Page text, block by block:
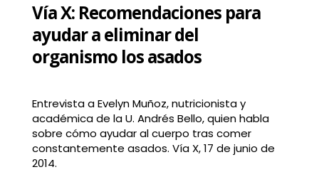
Vía X: Recomendaciones para
ayudar a eliminar del
organismo los asados
Entrevista a Evelyn Muñoz, nutricionista y
académica de la U. Andrés Bello, quien habla
sobre cómo ayudar al cuerpo tras comer
constantemente asados. Vía X, 17 de junio de
2014.